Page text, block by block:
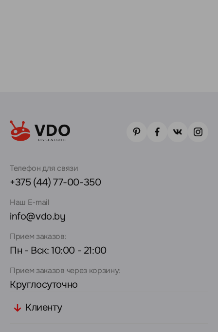
Телефон для связи
+375 (44) 77-00-350
Наш E-mail
info@vdo.by
Прием заказов:
Пн - Вск: 10:00 - 21:00
Прием заказов через корзину:
Круглосуточно
Клиенту